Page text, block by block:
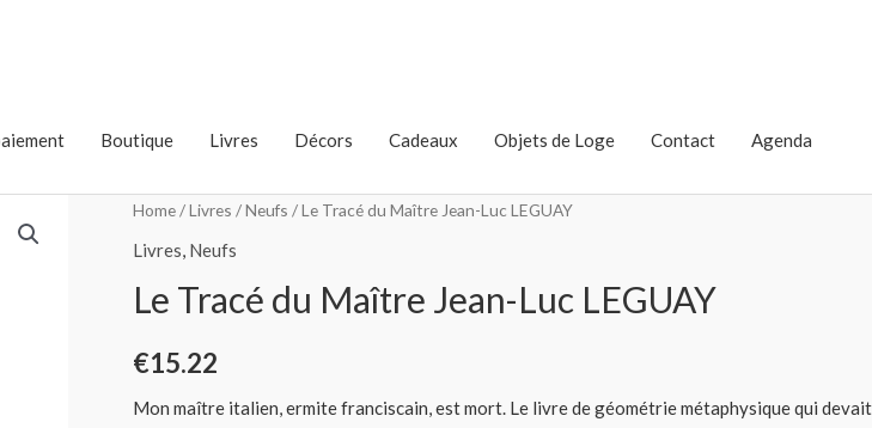
Boutique Livres Décors Cadeaux Objets de Loge Contact Agenda
Home/Livres /Neufs / Le Tracé du Maître Jean-Luc LEGUAY
Livres, Neufs
Le Tracé du Maître Jean-Luc LEGUAY
€15.22
Mon maître italien, ermite franciscain, est mort. Le livre de géométrie métaphysique qui devait